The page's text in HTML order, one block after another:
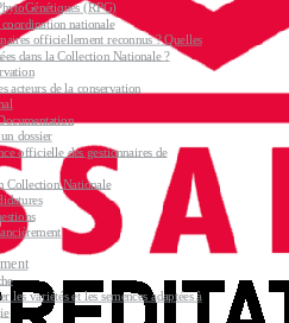
(RPG)
nationale
officiellement reconnus ? Quelles
dans la Collection Nationale ?
acteurs de la conservation
dossier
officielle des gestionnaires de
Collection Nationale
les variétés et les semences adaptées à